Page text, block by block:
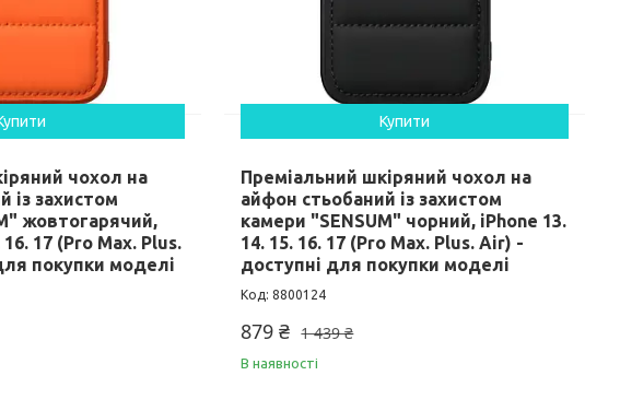
чохол на
із захистом
жовтогарячий,
17 (Pro Max. Plus.
покупки моделі
Купити
Преміальний шкіряний чохол на
айфон стьобаний із захистом
камери "SENSUM" чорний, iPhone 13.
14. 15. 16. 17 (Pro Max. Plus. Air) -
доступні для покупки моделі
8800124
1 439 ₴
879 ₴
В наявності